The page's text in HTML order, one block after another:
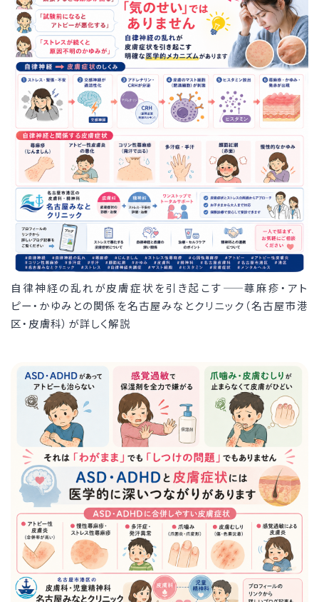
自律神経の乱れが皮膚症状を引き起こす——蕁麻疹・アト
ピー・かゆみとの関係を名古屋みなとクリニック（名古屋市港
区・皮膚科）が詳しく解説